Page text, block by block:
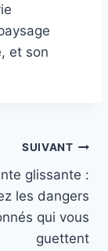
et son
SUIVANT
glissante :
les dangers
qui vous
guettent